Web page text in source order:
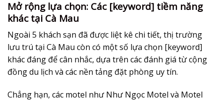
Mở rộng lựa chọn: Các [keyword] tiềm năng
khác tại Cà Mau
Ngoài 5 khách sạn đã được liệt kê chi tiết, thị trường
lưu trú tại Cà Mau còn có một số lựa chọn [keyword]
khác đáng để cân nhắc, dựa trên các đánh giá từ cộng
đồng du lịch và các nền tảng đặt phòng uy tín.
Chẳng hạn, các motel nhưNhư Ngọc Motelvà Motel